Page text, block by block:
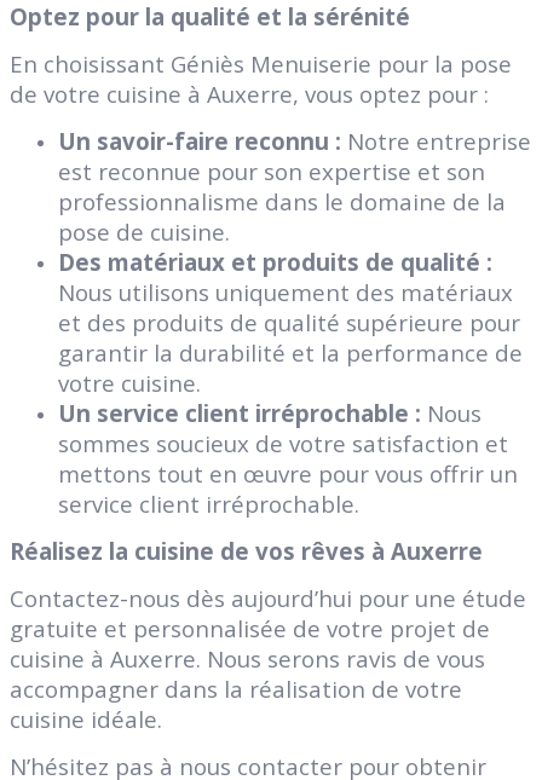
Optez pour la qualité et la sérénité
En choisissant Géniès Menuiserie pour la pose
de votre cuisine à Auxerre, vous optez pour :
Un savoir-faire reconnu : Notre entreprise
est reconnue pour son expertise et son
professionnalisme dans le domaine de la
pose de cuisine.
Des matériaux et produits de qualité :
Nous utilisons uniquement des matériaux
et des produits de qualité supérieure pour
garantir la durabilité et la performance de
votre cuisine.
Un service client irréprochable : Nous
sommes soucieux de votre satisfaction et
mettons tout en œuvre pour vous offrir un
service client irréprochable.
Réalisez la cuisine de vos rêves à Auxerre
Contactez-nous dès aujourd’hui pour une étude
gratuite et personnalisée de votre projet de
cuisine à Auxerre. Nous serons ravis de vous
accompagner dans la réalisation de votre
cuisine idéale.
N’hésitez pas à nous contacter pour obtenir